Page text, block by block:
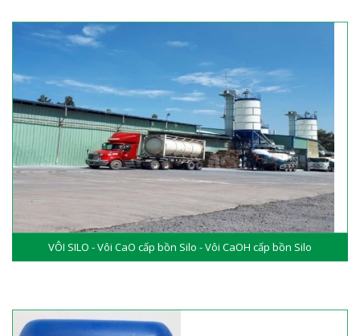
VÔI SILO - Vôi CaO cấp bồn Silo - Vôi CaOH cấp bồn Silo